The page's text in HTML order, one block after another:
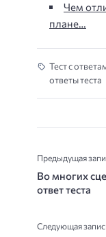
Чем
плане…
Тест с
ответы теста
Предыдущая
Во многих
ответ теста
Следующая